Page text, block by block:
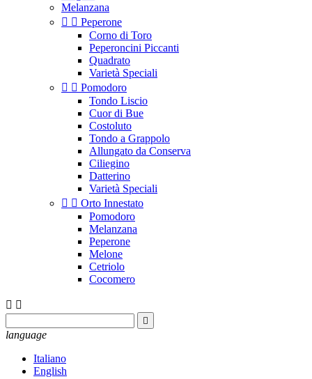
Melanzana
  Peperone
Corno di Toro
Peperoncini Piccanti
Quadrato
Varietà Speciali
  Pomodoro
Tondo Liscio
Cuor di Bue
Costoluto
Tondo a Grappolo
Allungato da Conserva
Ciliegino
Datterino
Varietà Speciali
  Orto Innestato
Pomodoro
Melanzana
Peperone
Melone
Cetriolo
Cocomero
 

language
Italiano
English